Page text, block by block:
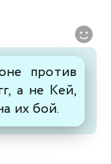
против
а не Кей,
их бой.